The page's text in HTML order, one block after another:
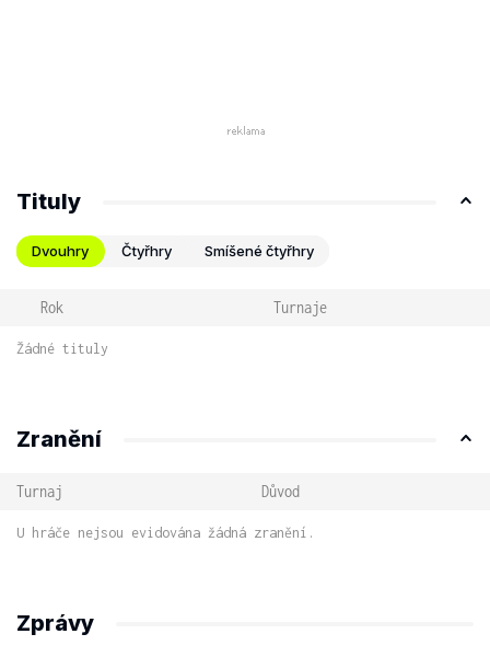
Tituly
Dvouhry Čtyřhry Smíšené čtyřhry
Rok Turnaje
Žádné tituly
Zranění
Turnaj Důvod
U hráče nejsou evidována žádná zranění.
Zprávy